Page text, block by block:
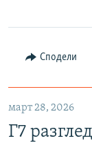
Сподели
март 28, 2026
Г7